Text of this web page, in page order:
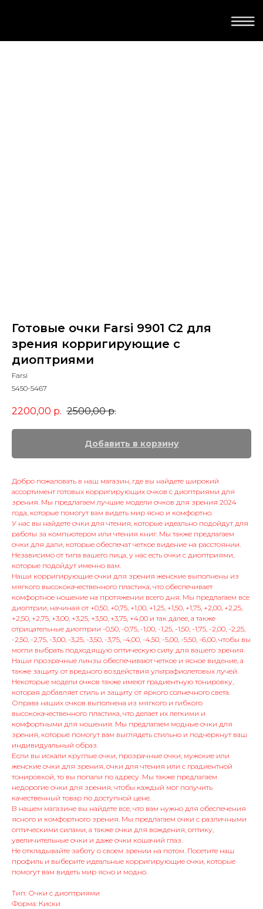
Готовые очки Farsi 9901 С2 для
зрения корригирующие с
диоптриями
Farsi
5450-5467
2200,00 р. 2500,00 р.
Добавить в корзину
Добро пожаловать в наш магазин, где вы найдете широкий
ассортимент готовых корригирующих очков с диоптриями для
зрения. Мы предлагаем лучшие модели очков для зрения 2024
года, которые помогут вам видеть мир ясно и комфортно.
У нас вы найдете очки для чтения, которые идеально подойдут для
работы за компьютером или чтения книг. Мы также предлагаем
очки для дали, которые обеспечат четкое видение на расстоянии.
Независимо от типа вашего лица, у нас есть очки с диоптриями,
которые подойдут именно вам.
Наши корригирующие очки для зрения женские выполнены из
мягкого высококачественного пластика, что обеспечивает
комфортное ношение на протяжении всего дня. Мы предлагаем все
диоптрии, начиная от +0,50, +0,75, +1,00, +1,25, +1,50, +1,75, +2,00, +2,25,
+2,50, +2,75, +3,00, +3,25, +3,50, +3,75, +4,00 и так далее, а также
отрицательные диоптрии -0,50, -0,75, -1,00, -1,25, -1,50, -1,75, -2,00, -2,25,
-2,50, -2,75, -3,00, -3,25, -3,50, -3,75, -4,00, -4,50, -5,00, -5,50, -6,00, чтобы вы
могли выбрать подходящую оптическую силу для вашего зрения.
Наши прозрачные линзы обеспечивают четкое и ясное видение, а
также защиту от вредного воздействия ультрафиолетовых лучей.
Некоторые модели очков также имеют градиентную тонировку,
которая добавляет стиль и защиту от яркого солнечного света.
Оправа наших очков выполнена из мягкого и гибкого
высококачественного пластика, что делает их легкими и
комфортными для ношения. Мы предлагаем модные очки для
зрения, которые помогут вам выглядеть стильно и подчеркнут ваш
индивидуальный образ.
Если вы искали круглые очки, прозрачные очки, мужские или
женские очки для зрения, очки для чтения или с градиентной
тонировкой, то вы попали по адресу. Мы также предлагаем
недорогие очки для зрения, чтобы каждый мог получить
качественный товар по доступной цене.
В нашем магазине вы найдете все, что вам нужно для обеспечения
ясного и комфортного зрения. Мы предлагаем очки с различными
оптическими силами, а также очки для вождения, оптику,
увеличительные очки и даже очки кошачий глаз.
Не откладывайте заботу о своем зрении на потом. Посетите наш
профиль и выберите идеальные корригирующие очки, которые
помогут вам видеть мир ясно и модно.
Тип: Очки с диоптриями
Форма: Киски